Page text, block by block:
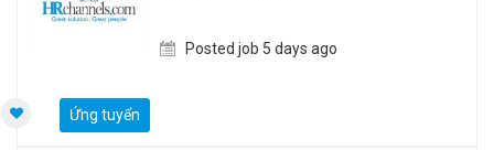
Posted job 5 days ago
Ứng tuyển